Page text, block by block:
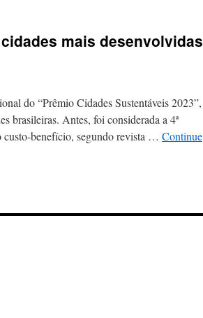
mais desenvolvidas
do “Prêmio Cidades Sustentáveis 2023”,
brasileiras. Antes, foi considerada a 4ª
custo-benefício, segundo revista … Continue